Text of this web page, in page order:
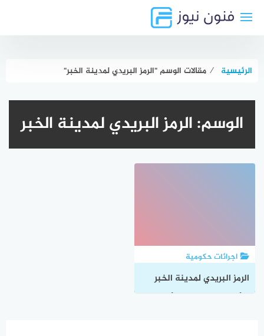
الرئيسية ⁄ مقالات الوسم "الرمز البريدي لمدينة الخبر"
الوسم:الرمز البريدي لمدينة الخبر
اجرائات حكومية
الرمز البريدي لمدينة الخبر